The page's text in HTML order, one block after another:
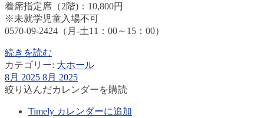
着席指定席（2階)：10,800円
※未就学児童入場不可
0570-09-2424（月-土11：00～15：00）
続きを読む
カテゴリー: 大ホール
8月 2025 8月 2025
絞り込んだカレンダーを購読
Timely カレンダーに追加